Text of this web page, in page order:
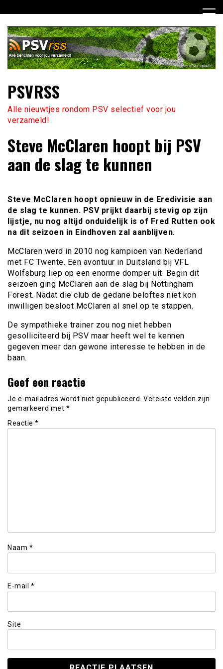
naar
inhoud
PSVRSS
Alle nieuwtjes rondom PSV selectief voor jou
verzameld!
Steve McClaren hoopt bij PSV
aan de slag te kunnen
Steve McClaren hoopt opnieuw in de Eredivisie aan
de slag te kunnen. PSV prijkt daarbij stevig op zijn
lijstje, nu nog altijd onduidelijk is of Fred Rutten ook
na dit seizoen in Eindhoven zal aanblijven.
McClaren werd in 2010 nog kampioen van Nederland
met FC Twente. Een avontuur in Duitsland bij VFL
Wolfsburg liep op een enorme domper uit. Begin dit
seizoen ging McClaren aan de slag bij Nottingham
Forest. Nadat die club de gedane beloftes niet kon
inwilligen besloot McClaren al snel op te stappen.
De sympathieke trainer zou nog niet hebben
gesolliciteerd bij PSV maar heeft wel te kennen
gegeven meer dan gewone interesse te hebben in de
baan.
Geef een reactie
Je e-mailadres wordt niet gepubliceerd. Vereiste velden zijn
gemarkeerd met *
Reactie *
Naam *
E-mail *
Site